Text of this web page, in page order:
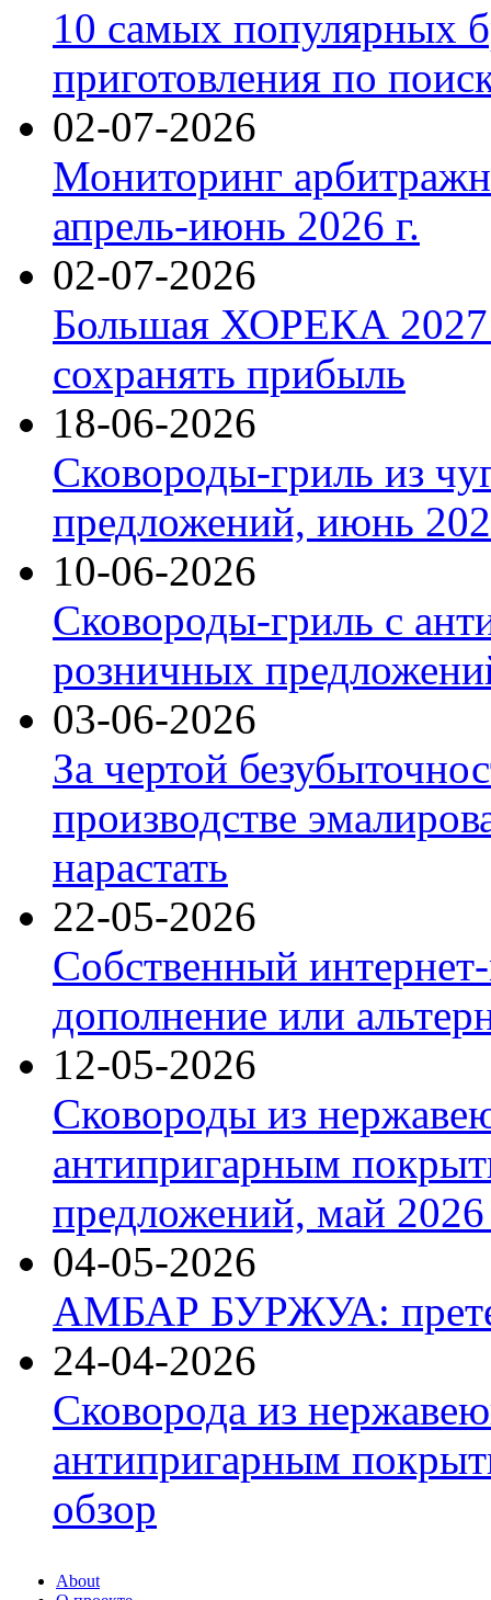
10 самых популярных
приготовления по
02-07-2026
Мониторинг
апрель-июнь 2026 г.
02-07-2026
Большая ХОРЕКА 2027:
сохранять прибыль
18-06-2026
Сковороды-гриль из
предложений, июнь
10-06-2026
Сковороды-гриль с
розничных
03-06-2026
За чертой
производстве
нарастать
22-05-2026
Собственный
дополнение или
12-05-2026
Сковороды из
антипригарным
предложений, май 2026
04-05-2026
АМБАР БУРЖУА:
24-04-2026
Сковорода из
антипригарным
обзор
About